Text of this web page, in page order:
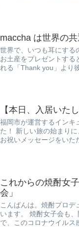
maccha は世界の
世界で、いつも耳にする
お土産をプレゼントする
れる「Thank you」より
【本日、入居いた
福岡市が運営するインキ
た！ 新しい旅の始まり
お祝いメッセージをいた
これからの焼酎女
会」
こんばんは。焼酎プロ
います。 焼酎女子会も
で、このコロナウイルス